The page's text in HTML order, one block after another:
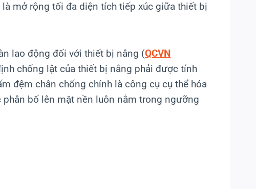
mở rộng tối đa diện tích tiếp xúc giữa thiết bị
lao động đối với thiết bị nâng (QCVN
chống lật của thiết bị nâng phải được tính
đệm chân chống chính là công cụ cụ thể hóa
bố lên mặt nền luôn nằm trong ngưỡng